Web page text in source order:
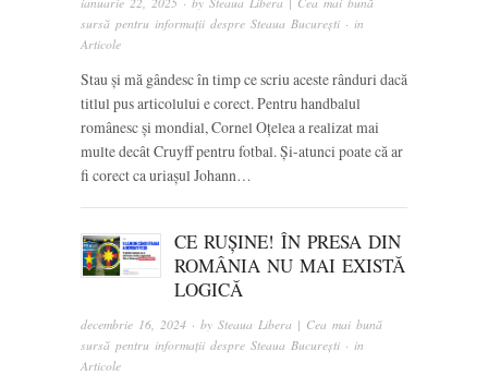
sursă pentru informații despre Steaua București · in
Articole
Stau și mă gândesc în timp ce scriu aceste rânduri dacă
titlul pus articolului e corect. Pentru handbalul
românesc și mondial, Cornel Oțelea a realizat mai
multe decât Cruyff pentru fotbal. Și-atunci poate că ar
fi corect ca uriașul Johann…
CE RUȘINE! ÎN PRESA DIN
ROMÂNIA NU MAI EXISTĂ
LOGICĂ
decembrie 16, 2024 · by Steaua Libera | Cea mai bună
sursă pentru informații despre Steaua București · in
Articole